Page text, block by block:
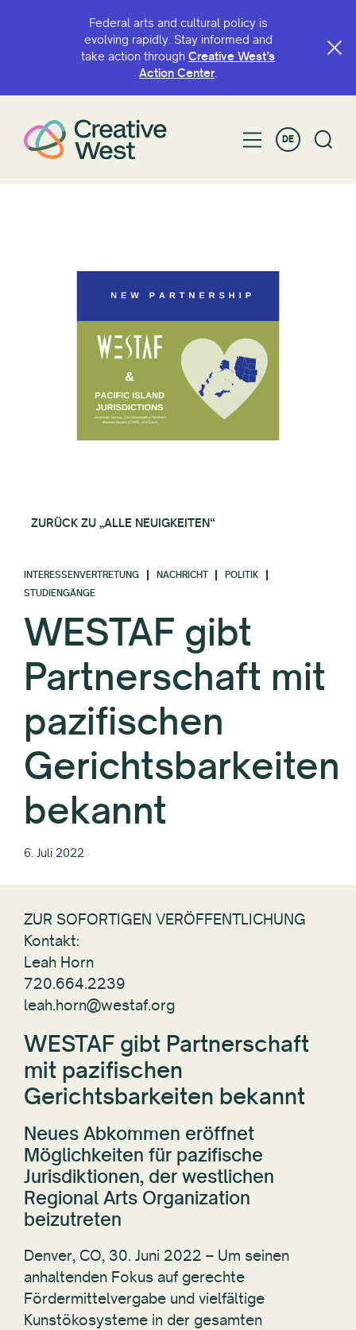
Federal arts and cultural policy is
evolving rapidly. Stay informed and
take action through Creative West’s
Action Center.
DE
ZURÜCK ZU „ALLE NEUIGKEITEN“
INTERESSENVERTRETUNG NACHRICHT
POLITIK
STUDIENGÄNGE
WESTAF gibt
Partnerschaft mit
pazifischen
Gerichtsbarkeiten
bekannt
6. Juli 2022
ZUR SOFORTIGEN VERÖFFENTLICHUNG
Kontakt:
Leah Horn
720.664.2239
leah.horn@westaf.org
WESTAF gibt Partnerschaft
mit pazifischen
Gerichtsbarkeiten bekannt
Neues Abkommen eröffnet
Möglichkeiten für pazifische
Jurisdiktionen, der westlichen
Regional Arts Organization
beizutreten
Denver, CO, 30. Juni 2022 – Um seinen
anhaltenden Fokus auf gerechte
Fördermittelvergabe und vielfältige
Kunstökosysteme in der gesamten